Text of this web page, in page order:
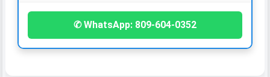
✆ WhatsApp: 809-604-0352